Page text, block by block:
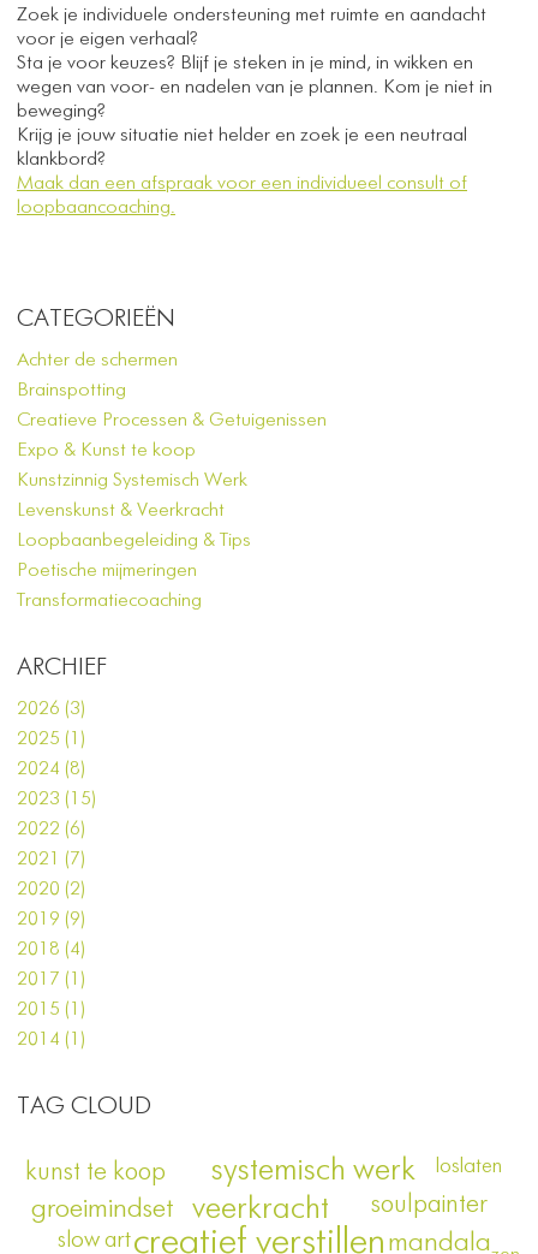
Zoek je individuele ondersteuning met ruimte en aandacht
voor je eigen verhaal?
Sta je voor keuzes? Blijf je steken in je mind, in wikken en
wegen van voor- en nadelen van je plannen. Kom je niet in
beweging?
Krijg je jouw situatie niet helder en zoek je een neutraal
klankbord?
Maak dan een afspraak voor een individueel consult of
loopbaancoaching.
CATEGORIEËN
Achter de schermen
Brainspotting
Creatieve Processen & Getuigenissen
Expo & Kunst te koop
Kunstzinnig Systemisch Werk
Levenskunst & Veerkracht
Loopbaanbegeleiding & Tips
Poetische mijmeringen
Transformatiecoaching
ARCHIEF
2026 (3)
2025 (1)
2024 (8)
2023 (15)
2022 (6)
2021 (7)
2020 (2)
2019 (9)
2018 (4)
2017 (1)
2015 (1)
2014 (1)
TAG CLOUD
creatief verstillen
veerkracht
systemisch werk
mandala
groeimindset
kunst te koop
soulpainter
slow art
loslaten